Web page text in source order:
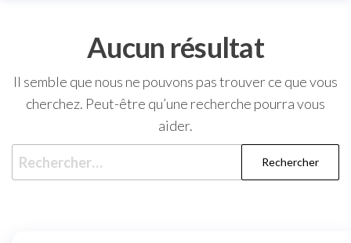
Aucun résultat
Il semble que nous ne pouvons pas trouver ce que vous
cherchez. Peut-être qu’une recherche pourra vous
aider.